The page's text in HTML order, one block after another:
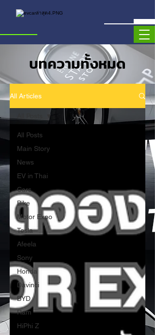
บทความทั้งหมด
All Articles
All Posts
Main Story
News
EV in Thai
Cars
Bike
Motor Expo
Tesla
Afeela
Sony
Honda
Davinci
BYD
Ram
HiPhi Z